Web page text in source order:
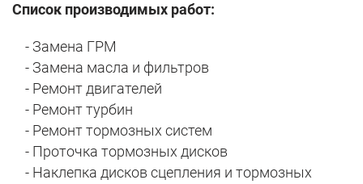
Список производимых работ:
- Замена ГРМ
- Замена масла и фильтров
- Ремонт двигателей
- Ремонт турбин
- Ремонт тормозных систем
- Проточка тормозных дисков
- Наклепка дисков сцепления и тормозных